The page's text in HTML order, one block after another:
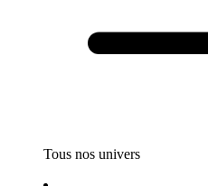
Tous nos univers